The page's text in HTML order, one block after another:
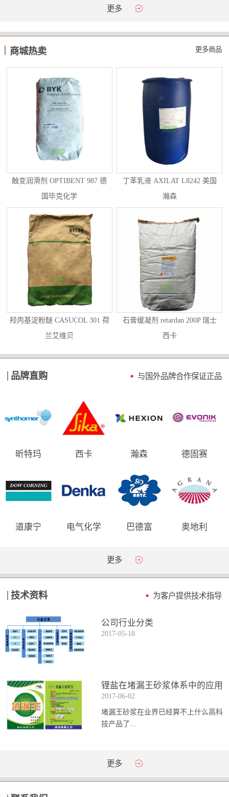
更多
商城热卖 更多商品
触变润滑剂 OPTIBENT 987 德
国毕克化学
丁苯乳液 AXILAT L8242 美国
瀚森
羟丙基淀粉醚 CASUCOL 301 荷
兰艾维贝
石膏缓凝剂 retardan 200P 瑞士
西卡
品牌直购 与国外品牌合作保证正品
昕特玛 西卡 瀚森 德固赛
道康宁 电气化学 巴德富 奥地利
更多
技术资料 为客户提供技术指导
公司行业分类
2017-05-18
锂盐在堵漏王砂浆体系中的应用
2017-06-02
堵漏王砂浆在业界已经算不上什么高科
技产品了...
。简单来说它就是一种能够迅速凝固的
通砂浆的强...
更多